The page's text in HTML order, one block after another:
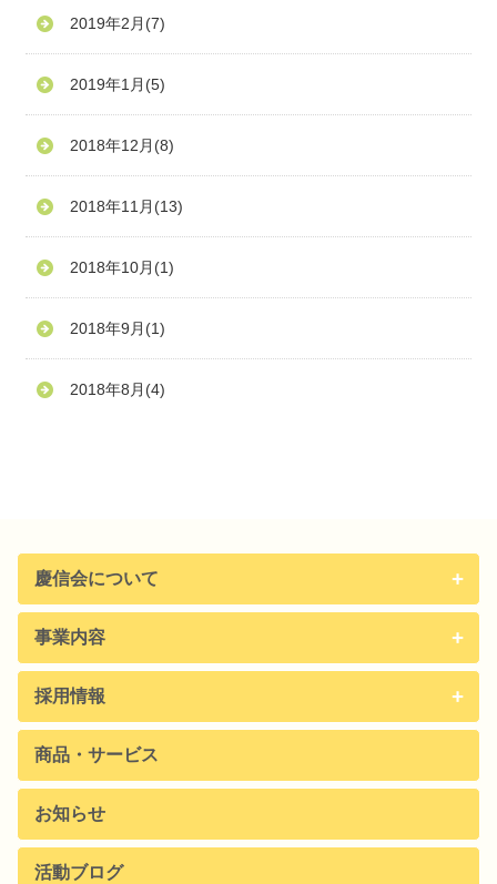
2019年2月 (7)
2019年1月 (5)
2018年12月 (8)
2018年11月 (13)
2018年10月 (1)
2018年9月 (1)
2018年8月 (4)
慶信会について
事業内容
採用情報
商品・サービス
お知らせ
活動ブログ